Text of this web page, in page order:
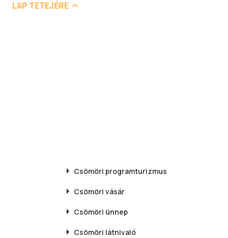
LAP TETEJÉRE
Csömöri programturizmus
Csömöri vásár
Csömöri ünnep
Csömöri látnivaló